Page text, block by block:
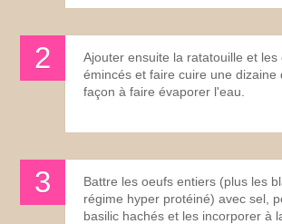
Ajouter ensuite la ratatouille et les
émincés et faire cuire une dizaine
façon à faire évaporer l'eau.
Battre les oeufs entiers (plus les
régime hyper protéiné) avec sel,
basilic hachés et les incorporer à